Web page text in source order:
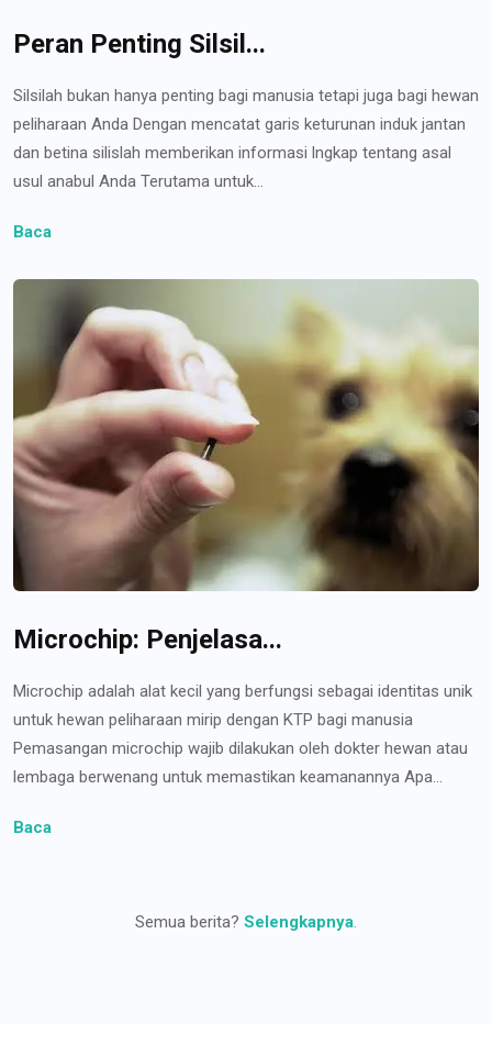
Peran Penting Silsil...
Silsilah bukan hanya penting bagi manusia tetapi juga bagi hewan
peliharaan Anda Dengan mencatat garis keturunan induk jantan
dan betina silislah memberikan informasi lngkap tentang asal
usul anabul Anda Terutama untuk...
Baca
Microchip: Penjelasa...
Microchip adalah alat kecil yang berfungsi sebagai identitas unik
untuk hewan peliharaan mirip dengan KTP bagi manusia
Pemasangan microchip wajib dilakukan oleh dokter hewan atau
lembaga berwenang untuk memastikan keamanannya Apa...
Baca
Semua berita? Selengkapnya.